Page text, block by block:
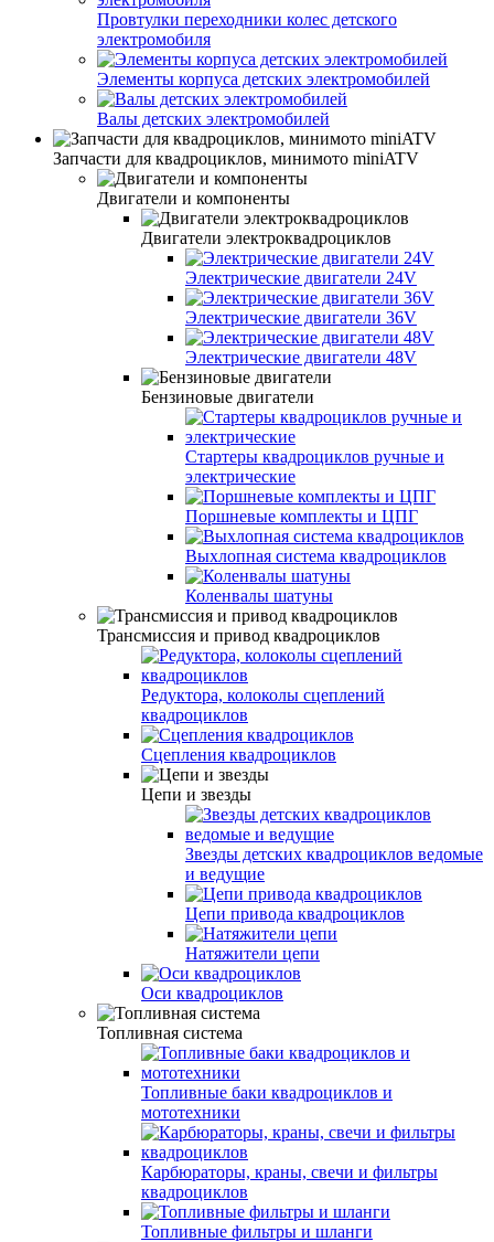
Провтулки переходники колес детского
электромобиля
Элементы корпуса детских электромобилей
Валы детских электромобилей
Запчасти для квадроциклов, минимото miniATV
Двигатели и компоненты
Двигатели электроквадроциклов
Электрические двигатели 24V
Электрические двигатели 36V
Электрические двигатели 48V
Бензиновые двигатели
Стартеры квадроциклов ручные и
электрические
Поршневые комплекты и ЦПГ
Выхлопная система квадроциклов
Коленвалы шатуны
Трансмиссия и привод квадроциклов
Редуктора, колоколы сцеплений
квадроциклов
Сцепления квадроциклов
Цепи и звезды
Звезды детских квадроциклов ведомые
и ведущие
Цепи привода квадроциклов
Натяжители цепи
Оси квадроциклов
Топливная система
Топливные баки квадроциклов и
мототехники
Карбюраторы, краны, свечи и фильтры
квадроциклов
Топливные фильтры и шланги